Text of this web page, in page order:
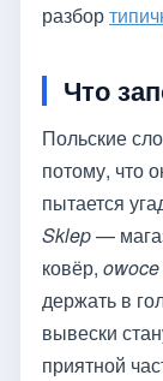
разбор
Что
Польские
потому, что
пытается
Sklep—
ковёр, owoce
держать в
вывески
приятной